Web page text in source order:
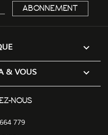

& VOUS 
NOUS
779